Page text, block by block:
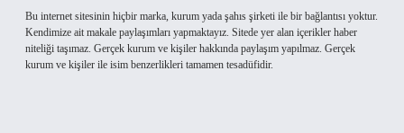
Bu internet sitesinin hiçbir marka, kurum yada şahıs şirketi ile bir bağlantısı yoktur.
Kendimize ait makale paylaşımları yapmaktayız. Sitede yer alan içerikler haber
niteliği taşımaz. Gerçek kurum ve kişiler hakkında paylaşım yapılmaz. Gerçek
kurum ve kişiler ile isim benzerlikleri tamamen tesadüfidir.